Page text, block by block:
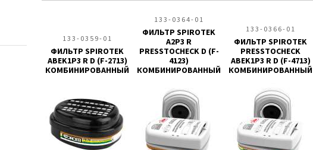
133-0359-01
ФИЛЬТР SPIROTEK
ABEK1P3 R D (F-2713)
КОМБИНИРОВАННЫЙ
133-0364-01
ФИЛЬТР SPIROTEK
A2P3 R
PRESSTOCHECK D (F-
4123)
КОМБИНИРОВАННЫЙ
133-0366-01
ФИЛЬТР SPIROTEK
PRESSTOCHECK
ABEK1P3 R D (F-4713)
КОМБИНИРОВАННЫЙ